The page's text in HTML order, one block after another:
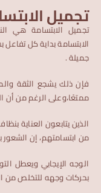
تجميل
تجميل الابتسامة هي
الابتسامة بداية كل
جميلة .
فإن ذلك يشجع الثقة
ممتعًا،وعلى الرغم من أن
الذين يتابعون العناية
من ابتسامتهم، إن الشعور
الوجه الإيجابي ويعطل
بحركات وجهه للتخلص من